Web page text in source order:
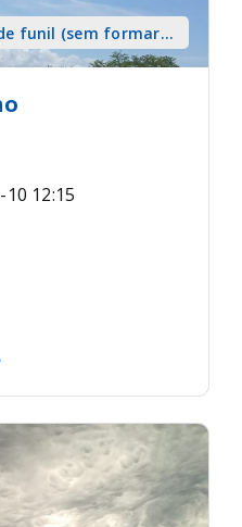
funil (sem formar
12:15